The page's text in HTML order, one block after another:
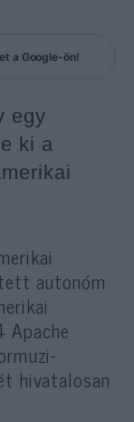
a Google-ön!
egy
ki a
autonóm
hivatalosan